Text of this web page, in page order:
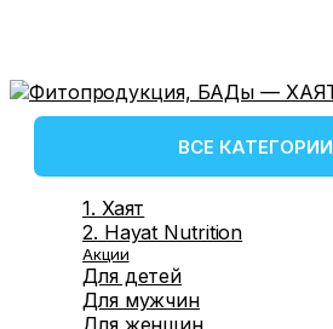
ВСЕ КАТЕГОРИИ
1. Хаят
2. Hayat Nutrition
Акции
Для детей
Для мужчин
Для женщин